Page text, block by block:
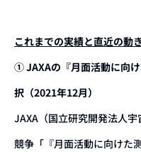
これまでの実績と直近の動
① JAXAの『⽉⾯活動に向
択（2021年12月）
JAXA（国立研究開発法人
競争「『⽉⾯活動に向けた